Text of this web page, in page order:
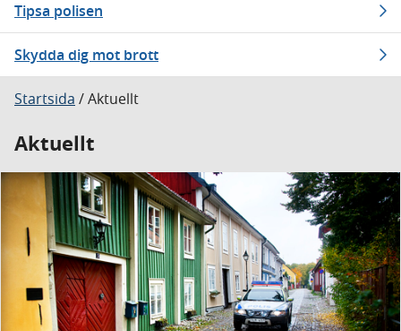
Tipsa polisen
Skydda dig mot brott
Startsida /Aktuellt
Aktuellt